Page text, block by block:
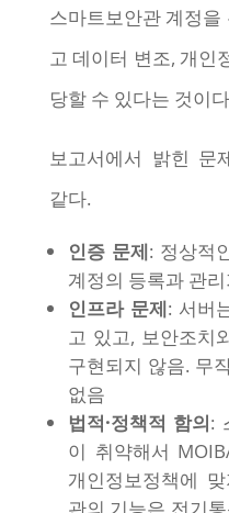
스마트보안관 계정
고 데이터 변조, 개인
당할 수 있다는 것이
보고서에서 밝힌 문
같다.
인증 문제: 정상적
계정의 등록과 관
인프라 문제: 서버
고 있고, 보안조치
구현되지 않음. 무
없음
법적·정책적 함의:
이 취약해서
개인정보정책에